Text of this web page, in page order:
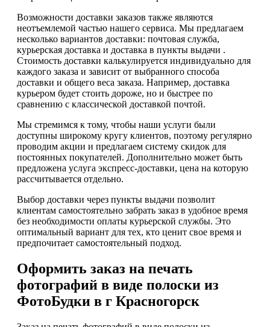
Возможности доставки заказов также являются
неотъемлемой частью нашего сервиса. Мы предлагаем
несколько вариантов доставки: почтовая служба,
курьерская доставка и доставка в пункты выдачи .
Стоимость доставки калькулируется индивидуально для
каждого заказа и зависит от выбранного способа
доставки и общего веса заказа. Например, доставка
курьером будет стоить дороже, но и быстрее по
сравнению с классической доставкой почтой.
Мы стремимся к тому, чтобы наши услуги были
доступны широкому кругу клиентов, поэтому регулярно
проводим акции и предлагаем систему скидок для
постоянных покупателей. Дополнительно может быть
предложена услуга экспресс-доставки, цена на которую
рассчитывается отдельно.
Выбор доставки через пункты выдачи позволит
клиентам самостоятельно забрать заказ в удобное время
без необходимости оплаты курьерской службы. Это
оптимальный вариант для тех, кто ценит свое время и
предпочитает самостоятельный подход.
Оформить заказ на печать
фотографий в виде полоски из
ФотоБудки в г Красногорск